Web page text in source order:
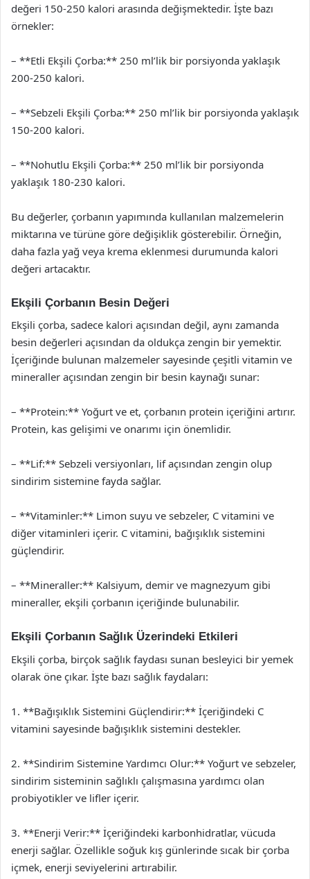
değeri 150-250 kalori arasında değişmektedir. İşte bazı
örnekler:
– **Etli Ekşili Çorba:** 250 ml’lik bir porsiyonda yaklaşık
200-250 kalori.
– **Sebzeli Ekşili Çorba:** 250 ml’lik bir porsiyonda yaklaşık
150-200 kalori.
– **Nohutlu Ekşili Çorba:** 250 ml’lik bir porsiyonda
yaklaşık 180-230 kalori.
Bu değerler, çorbanın yapımında kullanılan malzemelerin
miktarına ve türüne göre değişiklik gösterebilir. Örneğin,
daha fazla yağ veya krema eklenmesi durumunda kalori
değeri artacaktır.
Ekşili Çorbanın Besin Değeri
Ekşili çorba, sadece kalori açısından değil, aynı zamanda
besin değerleri açısından da oldukça zengin bir yemektir.
İçeriğinde bulunan malzemeler sayesinde çeşitli vitamin ve
mineraller açısından zengin bir besin kaynağı sunar:
– **Protein:** Yoğurt ve et, çorbanın protein içeriğini artırır.
Protein, kas gelişimi ve onarımı için önemlidir.
– **Lif:** Sebzeli versiyonları, lif açısından zengin olup
sindirim sistemine fayda sağlar.
– **Vitaminler:** Limon suyu ve sebzeler, C vitamini ve
diğer vitaminleri içerir. C vitamini, bağışıklık sistemini
güçlendirir.
– **Mineraller:** Kalsiyum, demir ve magnezyum gibi
mineraller, ekşili çorbanın içeriğinde bulunabilir.
Ekşili Çorbanın Sağlık Üzerindeki Etkileri
Ekşili çorba, birçok sağlık faydası sunan besleyici bir yemek
olarak öne çıkar. İşte bazı sağlık faydaları:
1. **Bağışıklık Sistemini Güçlendirir:** İçeriğindeki C
vitamini sayesinde bağışıklık sistemini destekler.
2. **Sindirim Sistemine Yardımcı Olur:** Yoğurt ve sebzeler,
sindirim sisteminin sağlıklı çalışmasına yardımcı olan
probiyotikler ve lifler içerir.
3. **Enerji Verir:** İçeriğindeki karbonhidratlar, vücuda
enerji sağlar. Özellikle soğuk kış günlerinde sıcak bir çorba
içmek, enerji seviyelerini artırabilir.